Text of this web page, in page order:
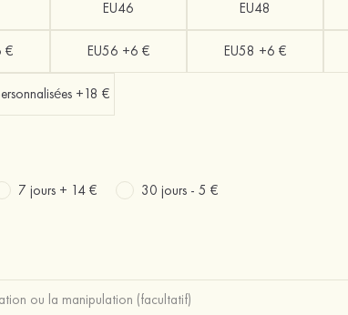
EU46 EU48
€ EU56 +6 € EU58 +6 €
+18 €
7 jours + 14 € 30 jours - 5 €